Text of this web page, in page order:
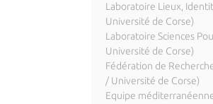
Laboratoire Lieux,
Université de Corse)
Laboratoire Sciences
Université de Corse)
Fédération de
/ Université de Corse)
Equipe